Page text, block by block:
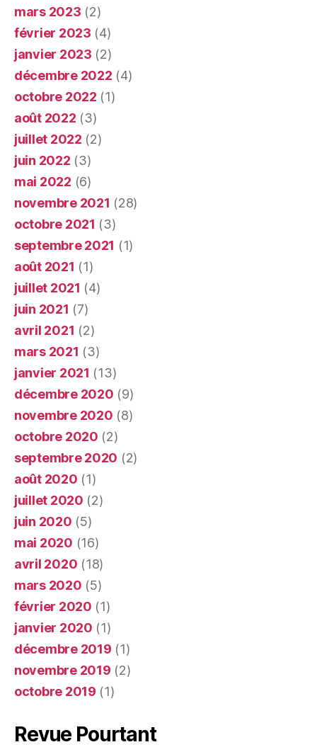
mars 2023 (2)
février 2023 (4)
janvier 2023 (2)
décembre 2022 (4)
octobre 2022 (1)
août 2022 (3)
juillet 2022 (2)
juin 2022 (3)
mai 2022 (6)
novembre 2021 (28)
octobre 2021 (3)
septembre 2021 (1)
août 2021 (1)
juillet 2021 (4)
juin 2021 (7)
avril 2021 (2)
mars 2021 (3)
janvier 2021 (13)
décembre 2020 (9)
novembre 2020 (8)
octobre 2020 (2)
septembre 2020 (2)
août 2020 (1)
juillet 2020 (2)
juin 2020 (5)
mai 2020 (16)
avril 2020 (18)
mars 2020 (5)
février 2020 (1)
janvier 2020 (1)
décembre 2019 (1)
novembre 2019 (2)
octobre 2019 (1)
Revue Pourtant